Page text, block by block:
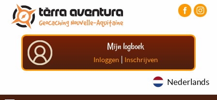
Overslaan
naar
Aller
menu
principal
Aller
pied
Mijn logboek
Inloggen | Inschrijven
Nederlands